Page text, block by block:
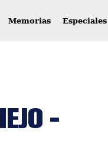
Memorias Especiales
-